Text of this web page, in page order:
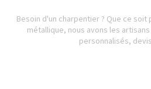
Besoin d'un charpentier ? Que ce
métallique, nous avons les
personnalisés,